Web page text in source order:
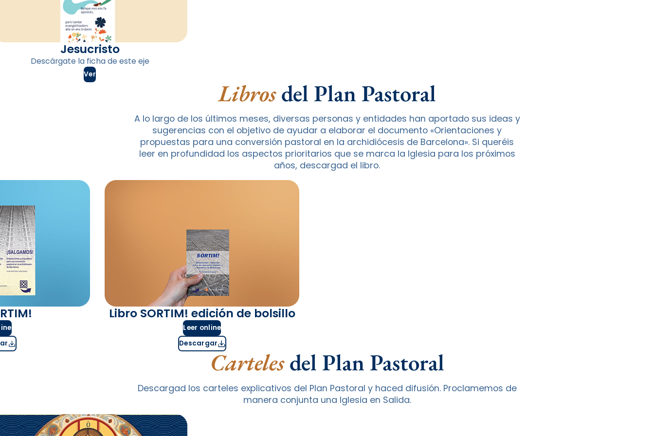
Jesucristo
Descárgate la ficha de este eje
Ver
Librosdel Plan Pastoral
A lo largo de los últimos meses, diversas personas y entidades han aportado sus ideas y
sugerencias con el objetivo de ayudar a elaborar el documento «Orientaciones y
propuestas para una conversión pastoral en la archidiócesis de Barcelona». Si queréis
leer en profundidad los aspectos prioritarios que se marca la Iglesia para los próximos
años, descargad el libro.
Libro SORTIM! edición de bolsillo
Leer online
Descargar
Cartelesdel Plan Pastoral
Descargad los carteles explicativos del Plan Pastoral y haced difusión. Proclamemos de
manera conjunta una Iglesia en Salida.